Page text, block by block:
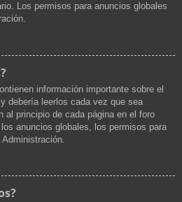
Los permisos para anuncios globales
información importante sobre el
debería leerlos cada vez que sea
al principio de cada página en el foro
anuncios globales, los permisos para